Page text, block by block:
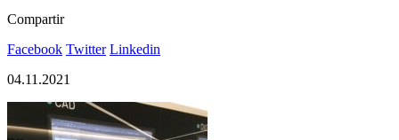
Compartir
Facebook Twitter Linkedin
04.11.2021